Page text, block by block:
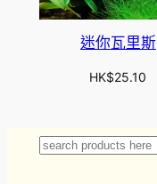
迷你瓦里斯
HK$25.10
Search